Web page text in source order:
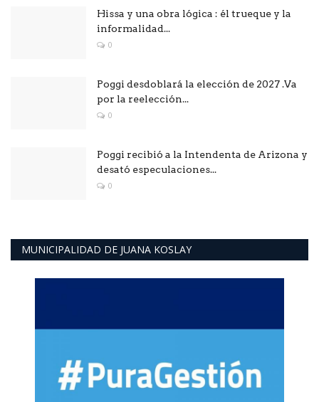
Hissa y una obra lógica : él trueque y la
informalidad...
0
Poggi desdoblará la elección de 2027 .Va
por la reelección...
0
Poggi recibió a la Intendenta de Arizona y
desató especulaciones...
0
MUNICIPALIDAD DE JUANA KOSLAY